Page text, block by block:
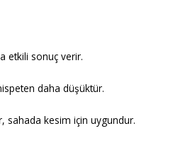
etkili sonuç verir.
daha düşüktür.
sahada kesim için uygundur.